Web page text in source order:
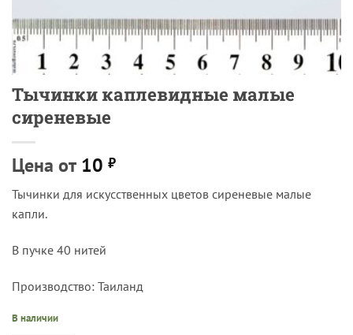
Тычинки каплевидные малые
сиреневые
Цена от 10 ₽
Тычинки для искусственных цветов сиреневые малые
капли.
В пучке 40 нитей
Производство: Таиланд
В наличии